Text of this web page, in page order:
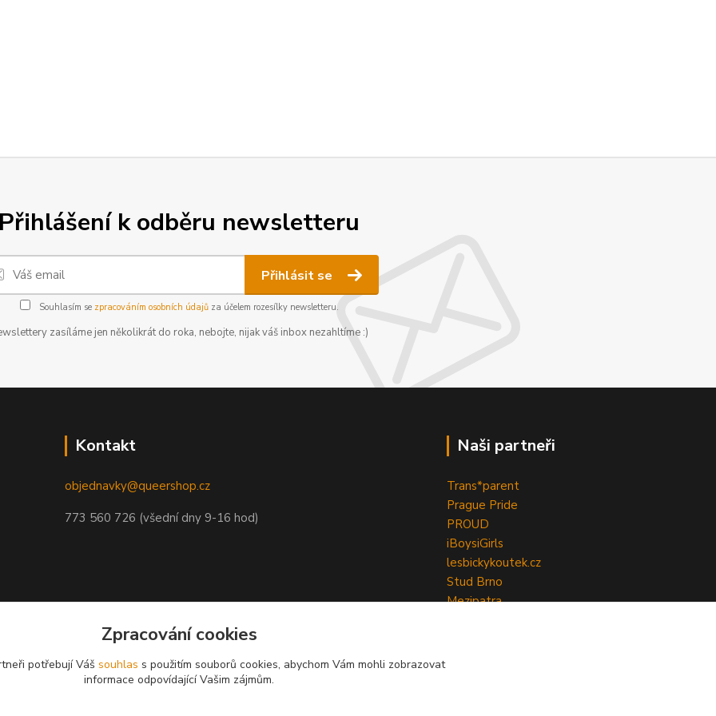
k odběru newsletteru
Přihlásit se
Souhlasím se zpracováním osobních údajůza účelem rozesílky newsletteru.
zasíláme jen několikrát do roka, nebojte, nijak váš inbox nezahltíme :)
Kontakt
objednavky@queershop.cz
773 560 726 (všední dny 9-16 hod)
Naši partneři
Trans*parent
Prague Pride
PROUD
iBoysiGirls
lesbickykoutek.cz
Stud Brno
Mezipatra
Zpracování cookies
potřebují Váš souhlas s použitím souborů cookies, abychom Vám mohli zobrazovat
informace odpovídající Vašim zájmům.